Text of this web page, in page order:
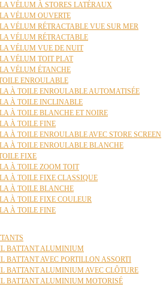
VÉLUM À STORES LATÉRAUX
VÉLUM OUVERTE
VÉLUM RÉTRACTABLE VUE SUR MER
VÉLUM RÉTRACTABLE
VÉLUM VUE DE NUIT
VÉLUM TOIT PLAT
VÉLUM ÉTANCHE
ENROULABLE
À TOILE ENROULABLE AUTOMATISÉE
À TOILE INCLINABLE
À TOILE BLANCHE ET NOIRE
À TOILE FINE
À TOILE ENROULABLE AVEC STORE SCREEN
À TOILE ENROULABLE BLANCHE
FIXE
À TOILE ZOOM TOIT
À TOILE FIXE CLASSIQUE
À TOILE BLANCHE
À TOILE FIXE COULEUR
À TOILE FINE
BATTANT ALUMINIUM
BATTANT AVEC PORTILLON ASSORTI
BATTANT ALUMINIUM AVEC CLÔTURE
BATTANT ALUMINIUM MOTORISÉ